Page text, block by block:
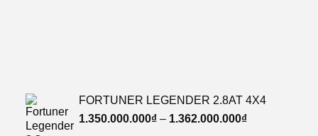
FORTUNER LEGENDER 2.8AT 4X4
1.350.000.000₫– 1.362.000.000₫